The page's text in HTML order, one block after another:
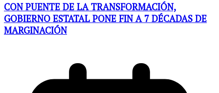
CON PUENTE DE LA TRANSFORMACIÓN,
GOBIERNO ESTATAL PONE FIN A 7 DÉCADAS DE
MARGINACIÓN